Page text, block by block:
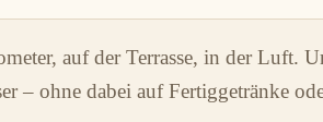
auf der Terrasse, in der Luft.
– ohne dabei auf Fertiggetränke